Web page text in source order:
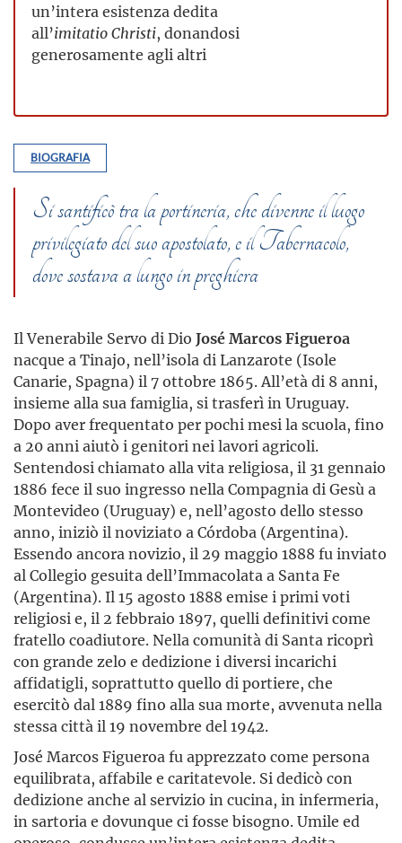
un’intera esistenza dedita
all’imitatioChristi, donandosi
generosamente agli altri
BIOGRAFIA
Si santificò tra la portineria, che divenne il luogo
privilegiato del suo apostolato, e il Tabernacolo,
dove sostava a lungo in preghiera
Il Venerabile Servo di Dio José Marcos Figueroa
nacque a Tinajo, nell’isola di Lanzarote (Isole
Canarie, Spagna) il 7 ottobre 1865. All’età di 8 anni,
insieme alla sua famiglia, si trasferì in Uruguay.
Dopo aver frequentato per pochi mesi la scuola, fino
a 20 anni aiutò i genitori nei lavori agricoli.
Sentendosi chiamato alla vita religiosa, il 31 gennaio
1886 fece il suo ingresso nella Compagnia di Gesù a
Montevideo (Uruguay) e, nell’agosto dello stesso
anno, iniziò il noviziato a Córdoba (Argentina).
Essendo ancora novizio, il 29 maggio 1888 fu inviato
al Collegio gesuita dell’Immacolata a Santa Fe
(Argentina). Il 15 agosto 1888 emise i primi voti
religiosi e, il 2 febbraio 1897, quelli definitivi come
fratello coadiutore. Nella comunità di Santa ricoprì
con grande zelo e dedizione i diversi incarichi
affidatigli, soprattutto quello di portiere, che
esercitò dal 1889 fino alla sua morte, avvenuta nella
stessa città il 19 novembre del 1942.
José Marcos Figueroa fu apprezzato come persona
equilibrata, affabile e caritatevole. Si dedicò con
dedizione anche al servizio in cucina, in infermeria,
in sartoria e dovunque ci fosse bisogno. Umile ed